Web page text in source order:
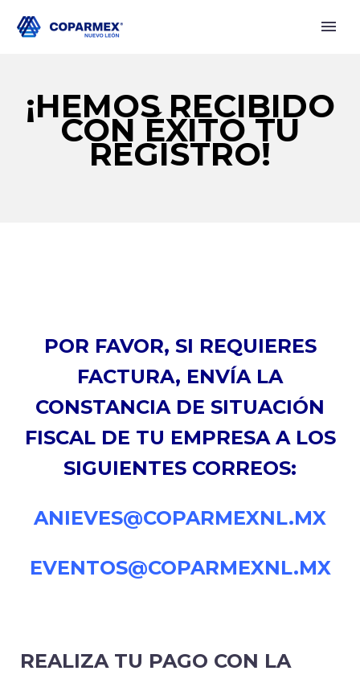
¡HEMOS RECIBIDO
CON ÉXITO TU
REGISTRO!
POR FAVOR, SI REQUIERES
FACTURA, ENVÍA LA
CONSTANCIA DE SITUACIÓN
FISCAL DE TU EMPRESA A LOS
SIGUIENTES CORREOS:
ANIEVES@COPARMEXNL.MX
EVENTOS@COPARMEXNL.MX
REALIZA TU PAGO CON LA